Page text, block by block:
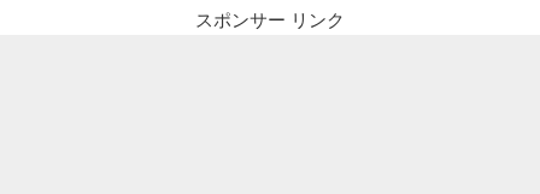
スポンサー リンク